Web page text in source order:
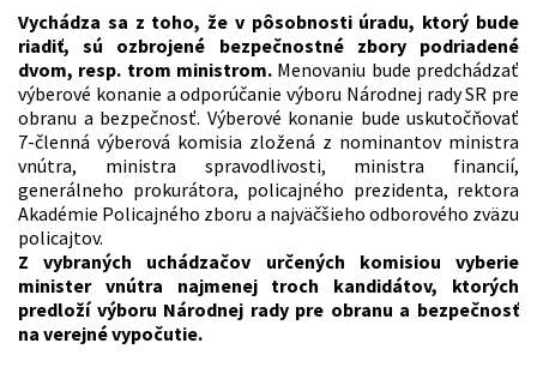
Vychádza sa z toho, že v pôsobnosti úradu, ktorý bude
riadiť, sú ozbrojené bezpečnostné zbory podriadené
dvom, resp. trom ministrom. Menovaniu bude predchádzať
výberové konanie a odporúčanie výboru Národnej rady SR pre
obranu a bezpečnosť. Výberové konanie bude uskutočňovať
7-členná výberová komisia zložená z nominantov ministra
vnútra, ministra spravodlivosti, ministra financií,
generálneho prokurátora, policajného prezidenta, rektora
Akadémie Policajného zboru a najväčšieho odborového zväzu
policajtov.
Z vybraných uchádzačov určených komisiou vyberie
minister vnútra najmenej troch kandidátov, ktorých
predloží výboru Národnej rady pre obranu a bezpečnosť
na verejné vypočutie.